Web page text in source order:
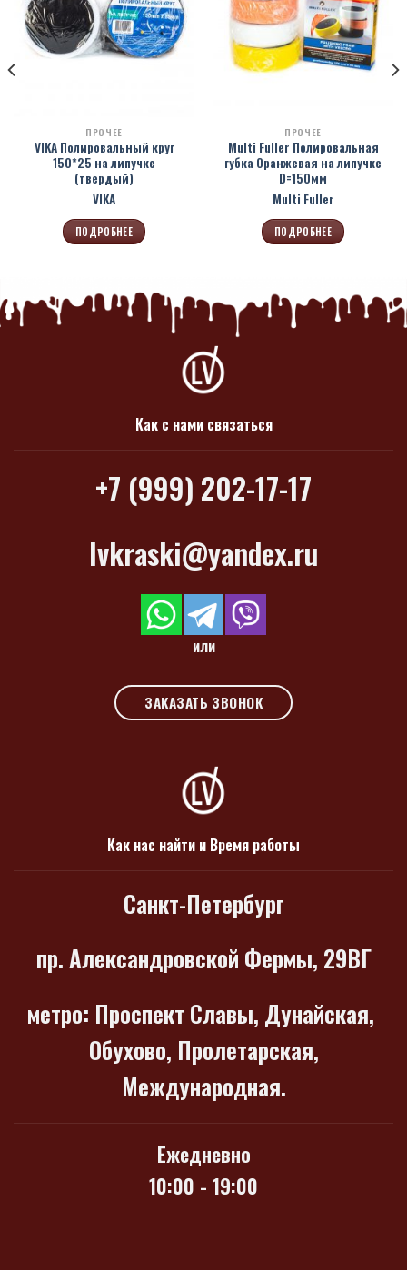
ПРОЧЕЕ
VIKA Полировальный круг
150*25 на липучке
(твердый)
VIKA
ПОДРОБНЕЕ
ПРОЧЕЕ
Multi Fuller Полировальная
губка Оранжевая на липучке
D=150мм
Multi Fuller
ПОДРОБНЕЕ
Как с нами связаться
+7 (999) 202-17-17
lvkraski@yandex.ru
или
ЗАКАЗАТЬ ЗВОНОК
Как нас найти и Время работы
Санкт-Петербург
пр. Александровской Фермы, 29ВГ
метро: Проспект Славы, Дунайская,
Обухово, Пролетарская,
Международная.
Ежедневно
10:00 - 19:00